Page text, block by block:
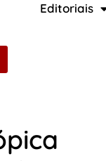
Editoriais